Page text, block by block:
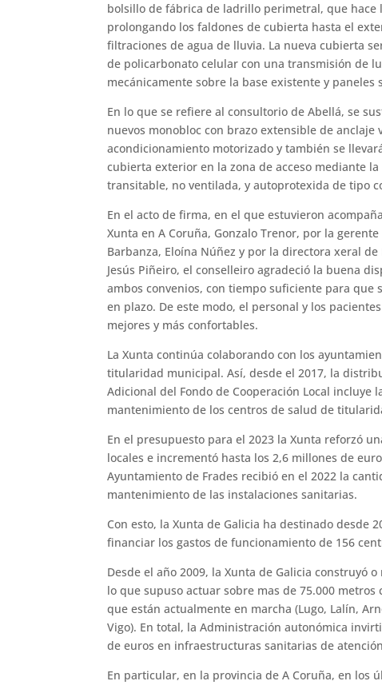
bolsillo de fábrica de ladrillo perimetral, que hace
prolongando los faldones de cubierta hasta el
filtraciones de agua de lluvia. La nueva cubierta
de policarbonato celular con una transmisión de
mecánicamente sobre la base existente y paneles
En lo que se refiere al consultorio de Abellá, se
nuevos monobloc con brazo extensible de anclaje
acondicionamiento motorizado y también se
cubierta exterior en la zona de acceso mediante
transitable, no ventilada, y autoprotexida de tipo
En el acto de firma, en el que estuvieron
Xunta en A Coruña, Gonzalo Trenor, por la
Barbanza, Eloína Núñez y por la directora xeral de
Jesús Piñeiro, el conselleiro agradeció la buena
ambos convenios, con tiempo suficiente para que
en plazo. De este modo, el personal y los
mejores y más confortables.
La Xunta continúa colaborando con los
titularidad municipal. Así, desde el 2017, la
Adicional del Fondo de Cooperación Local incluye
mantenimiento de los centros de salud de
En el presupuesto para el 2023 la Xunta reforzó
locales e incrementó hasta los 2,6 millones de
Ayuntamiento de Frades recibió en el 2022 la
mantenimiento de las instalaciones sanitarias.
Con esto, la Xunta de Galicia ha destinado desde
financiar los gastos de funcionamiento de 156
Desde el año 2009, la Xunta de Galicia construyó
lo que supuso actuar sobre mas de 75.000
que están actualmente en marcha (Lugo, Lalín,
Vigo). En total, la Administración autonómica
de euros en infraestructuras sanitarias de
En particular, en la provincia de A Coruña, en los